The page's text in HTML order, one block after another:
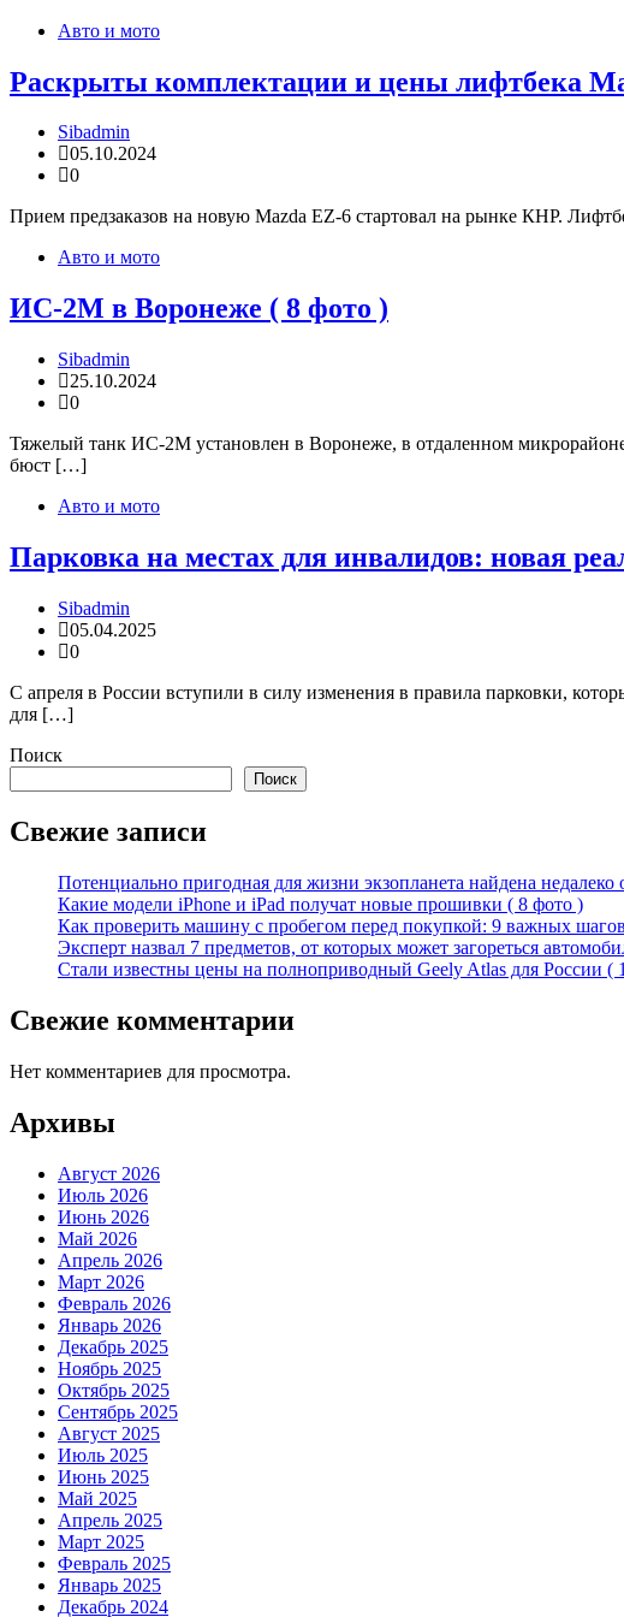
Авто и мото
Раскрыты комплектации и цены лифтбека
Sibadmin
05.10.2024
0
Прием предзаказов на новую Mazda EZ-6 стартовал на рынке КНР.
Авто и мото
ИС-2М в Воронеже ( 8 фото )
Sibadmin
25.10.2024
0
Тяжелый танк ИС-2М установлен в Воронеже, в отдаленном
бюст […]
Авто и мото
Парковка на местах для инвалидов: новая
Sibadmin
05.04.2025
0
С апреля в России вступили в силу изменения в правила парковки,
для […]
Поиск
Поиск
Свежие записи
Потенциально пригодная для жизни экзопланета найдена недалеко
Какие модели iPhone и iPad получат новые прошивки ( 8 фото )
Как проверить машину с пробегом перед покупкой: 9 важных
Эксперт назвал 7 предметов, от которых может загореться
Стали известны цены на полноприводный Geely Atlas для России (
Свежие комментарии
Нет комментариев для просмотра.
Архивы
Август 2026
Июль 2026
Июнь 2026
Май 2026
Апрель 2026
Март 2026
Февраль 2026
Январь 2026
Декабрь 2025
Ноябрь 2025
Октябрь 2025
Сентябрь 2025
Август 2025
Июль 2025
Июнь 2025
Май 2025
Апрель 2025
Март 2025
Февраль 2025
Январь 2025
Декабрь 2024